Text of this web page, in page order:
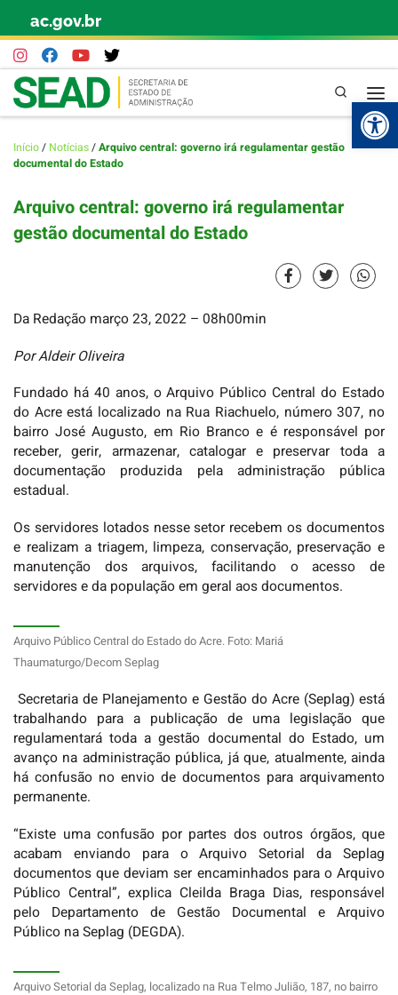
Skip to content
ac.gov.br
Pesquisa
Início/ Notícias/Arquivo central: governo irá regulamentar gestão
documental do Estado
Arquivo central: governo irá regulamentar
gestão documental do Estado
Da Redação março 23, 2022 – 08h00min
Por Aldeir Oliveira
Fundado há 40 anos, o Arquivo Público Central do Estado
do Acre está localizado na Rua Riachuelo, número 307, no
bairro José Augusto, em Rio Branco e é responsável por
receber, gerir, armazenar, catalogar e preservar toda a
documentação produzida pela administração pública
estadual.
Os servidores lotados nesse setor recebem os documentos
e realizam a triagem, limpeza, conservação, preservação e
manutenção dos arquivos, facilitando o acesso de
servidores e da população em geral aos documentos.
Arquivo Público Central do Estado do Acre. Foto: Mariá
Thaumaturgo/Decom Seplag
Secretaria de Planejamento e Gestão do Acre (Seplag) está
trabalhando para a publicação de uma legislação que
regulamentará toda a gestão documental do Estado, um
avanço na administração pública, já que, atualmente, ainda
há confusão no envio de documentos para arquivamento
permanente.
“Existe uma confusão por partes dos outros órgãos, que
acabam enviando para o Arquivo Setorial da Seplag
documentos que deviam ser encaminhados para o Arquivo
Público Central”, explica Cleilda Braga Dias, responsável
pelo Departamento de Gestão Documental e Arquivo
Público na Seplag (DEGDA).
Arquivo Setorial da Seplag, localizado na Rua Telmo Julião, 187, no bairro